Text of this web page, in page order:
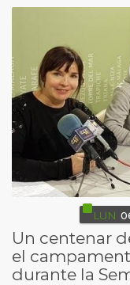
LUN
Un centenar
el
durante la